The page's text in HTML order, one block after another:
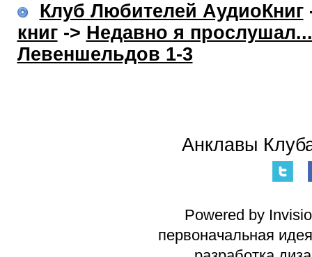
Клуб Любителей АудиоКниг
книг-> Недавно я прослушал...
Левеншельдов 1-3
Анклавы
Powered by
первоначальная